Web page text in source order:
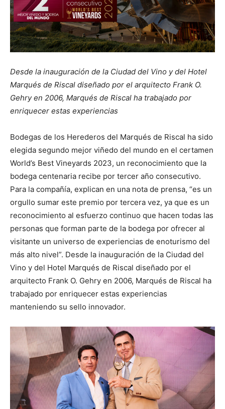
Desde la inauguración de la Ciudad del Vino y del Hotel
Marqués de Riscal diseñado por el arquitecto Frank O.
Gehry en 2006, Marqués de Riscal ha trabajado por
enriquecer estas experiencias
Bodegas de los Herederos del Marqués de Riscal ha sido
elegida segundo mejor viñedo del mundo en el certamen
World’s Best Vineyards 2023, un reconocimiento que la
bodega centenaria recibe por tercer año consecutivo.
Para la compañía, explican en una nota de prensa, “es un
orgullo sumar este premio por tercera vez, ya que es un
reconocimiento al esfuerzo continuo que hacen todas las
personas que forman parte de la bodega por ofrecer al
visitante un universo de experiencias de enoturismo del
más alto nivel”. Desde la inauguración de la Ciudad del
Vino y del Hotel Marqués de Riscal diseñado por el
arquitecto Frank O. Gehry en 2006, Marqués de Riscal ha
trabajado por enriquecer estas experiencias
manteniendo su sello innovador.